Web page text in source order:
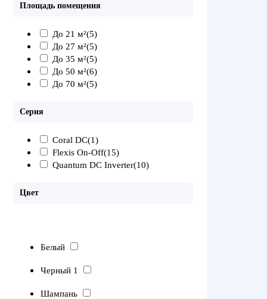
Площадь помещения
До 21 м²(5)
До 27 м²(5)
До 35 м²(5)
До 50 м²(6)
До 70 м²(5)
Серия
Coral DC(1)
Flexis On-Off(15)
Quantum DC Inverter(10)
Цвет
Белый
Черный 1
Шампань